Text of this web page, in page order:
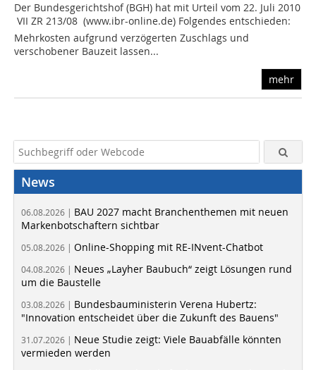
Der Bundesgerichtshof (BGH) hat mit Urteil vom 22. Juli 2010
 VII ZR 213/08  (www.ibr-online.de) Folgendes entschieden:
Mehrkosten aufgrund verzögerten Zuschlags und
verschobener Bauzeit lassen...
mehr
News
06.08.2026 | BAU 2027 macht Branchenthemen mit neuen
Markenbotschaftern sichtbar
05.08.2026 | Online-Shopping mit RE-INvent-Chatbot
04.08.2026 | Neues „Layher Baubuch“ zeigt Lösungen rund
um die Baustelle
03.08.2026 | Bundesbauministerin Verena Hubertz:
"Innovation entscheidet über die Zukunft des Bauens"
31.07.2026 | Neue Studie zeigt: Viele Bauabfälle könnten
vermieden werden